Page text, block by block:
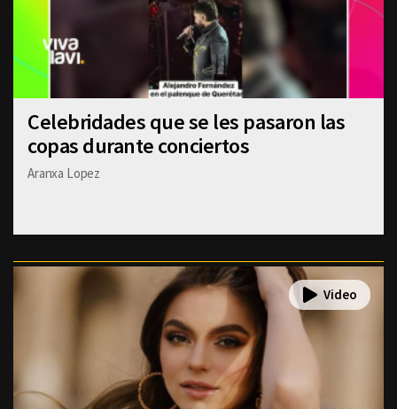
Celebridades que se les pasaron las
copas durante conciertos
Aranxa Lopez